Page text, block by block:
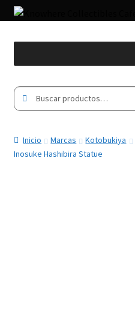
por:
Inicio Marcas Kotobukiya
Inosuke Hashibira Statue